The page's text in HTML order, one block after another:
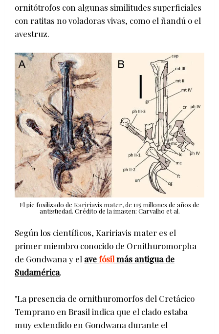
ornitótrofos con algunas similitudes superficiales
con ratitas no voladoras vivas, como el ñandú o el
avestruz.
El pie fosilizado de Kaririavis mater, de 115 millones de años de
antigüedad. Crédito de la imagen: Carvalho et al.
Según los científicos, Kaririavis mater es el
primer miembro conocido de Ornithuromorpha
de Gondwana y el avefósilmás antigua de
Sudamérica.
"La presencia de ornithuromorfos del Cretácico
Temprano en Brasil indica que el clado estaba
muy extendido en Gondwana durante el